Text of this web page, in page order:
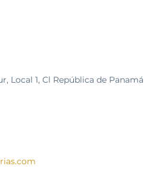
Local 1, Cl República de Panamá